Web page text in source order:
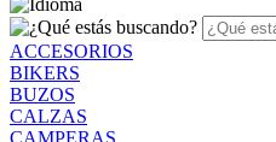
ACCESORIOS
BIKERS
BUZOS
CALZAS
CAMPERAS